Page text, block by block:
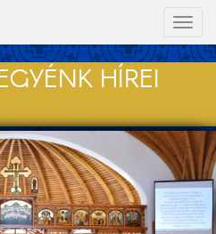
HÍREI